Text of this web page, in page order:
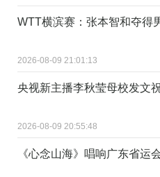
WTT横滨赛：张本智和夺得
2026-08-09 21:01:13
央视新主播李秋莹母校发文
2026-08-09 20:55:48
《心念山海》唱响广东省运